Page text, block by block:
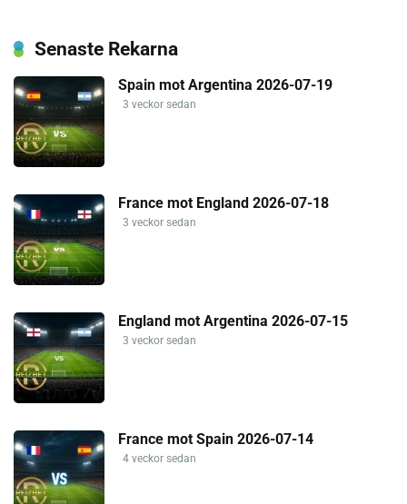
Senaste Rekarna
Spain mot Argentina 2026-07-19
3 veckor sedan
France mot England 2026-07-18
3 veckor sedan
England mot Argentina 2026-07-15
3 veckor sedan
France mot Spain 2026-07-14
4 veckor sedan